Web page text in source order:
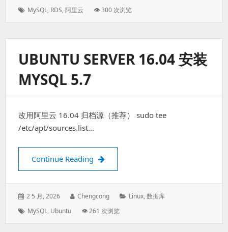
Tags:
MySQL, RDS,阿里云 👁 300 次浏览
UBUNTU SERVER 16.04 安装
MYSQL 5.7
改用阿里云 16.04 归档源（推荐） sudo tee
/etc/apt/sources.list…
Continue Reading ubuntu server 16.04 安装mysql 5.7
Posted
2 5 月, 2026 Author:
Chengcong Categories:
Linux,数据库
Tags:
MySQL, Ubuntu 👁 261 次浏览